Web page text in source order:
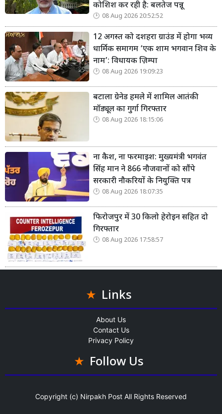
कोशिश कर रही है: बलतेज पन्नू
08 Aug 2026 20:52:52
12 अगस्त को दशहरा ग्राउंड में होगा भव्य
धार्मिक समागम ‘एक शाम भगवान शिव के
नाम’: विधायक ज़िम्पा
08 Aug 2026 19:09:23
बटाला ग्रेनेड हमले में शामिल आतंकी
मॉड्यूल का गुर्गा गिरफ्तार
08 Aug 2026 18:15:06
ना कैश, ना फरमाइश: मुख्यमंत्री भगवंत
सिंह मान ने 866 नौजवानों को सौंपे
सरकारी नौकरियों के नियुक्ति पत्र
08 Aug 2026 18:07:35
फिरोजपुर में 30 किलो हेरोइन सहित दो
गिरफ्तार
08 Aug 2026 17:58:57
Links
About Us
Contact Us
Privacy Policy
Follow Us
Copyright (c) Nirpakh Post All Rights Reserved